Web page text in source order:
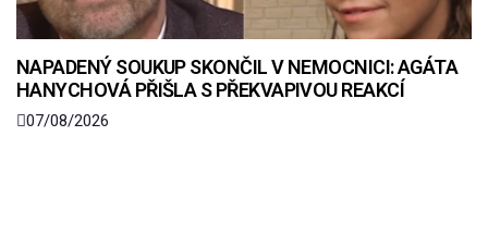
NAPADENÝ SOUKUP SKONČIL V NEMOCNICI: AGÁTA
HANYCHOVÁ PŘIŠLA S PŘEKVAPIVOU REAKCÍ
07/08/2026